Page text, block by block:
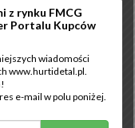
święta
Narodzenia to
wytrawne
z rynku FMCG
Portalu Kupców
wiadomości
www.hurtidetal.pl.
e-mail w polu poniżej.